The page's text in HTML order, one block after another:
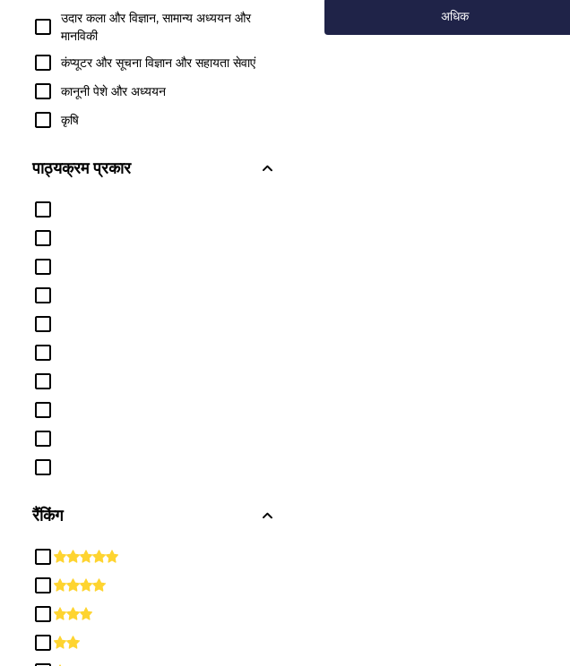
उदार कला और विज्ञान, सामान्य अध्ययन और
मानविकी
कंप्यूटर और सूचना विज्ञान और सहायता सेवाएं
कानूनी पेशे और अध्ययन
कृषि
जातीय, सांस्कृतिक, लिंग और समूह अध्ययन
बहु / अंतःविषय अध्ययन
बुनियादी कौशल और विकासात्मक /
उपचारात्मक शिक्षा
भौतिक विज्ञान
मनोविज्ञान
मैकेनिक और मरम्मत प्रौद्योगिकी / तकनीशियन
पाठ्यक्रम प्रकार
रैंकिंग
अधिक